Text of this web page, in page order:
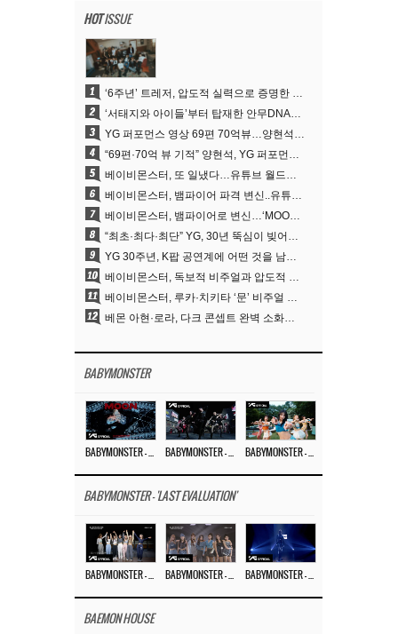
HOTISSUE
1 ‘6주년’ 트레저, 압도적 실력으로 증명한 ‘YG의 보물’ 진가
2 ‘서태지와 아이들’부터 탑재한 안무DNA…양현석, YG 퍼포먼스 비디오 70억 뷰 신화의 시작
3 YG 퍼포먼스 영상 69편 70억뷰…양현석 제작 철학 통했다
4 “69편·70억 뷰 기적” 양현석, YG 퍼포먼스 비디오 100% 직접 만든 이유
5 베이비몬스터, 또 일냈다…유튜브 월드와이드 1위
6 베이비몬스터, 뱀파이어 파격 변신..유튜브 트렌딩 1위 직행
7 베이비몬스터, 뱀파이어로 변신…‘MOON’으로 찍은 3개월 프로젝트
8 “최초·최다·최단” YG, 30년 뚝심이 빚어낸 K팝 투어의 새 지평
9 YG 30주년, K팝 공연계에 어떤 것을 남겼나
10 베이비몬스터, 독보적 비주얼과 압도적 소화력..’MOON’
11 베이비몬스터, 루카·치키타 ‘문’ 비주얼 공개…절제된 카리스마·유니크 비주얼
12 베몬 아현·로라, 다크 콘셉트 완벽 소화…’문’ 비주얼 포토 공개
BABYMONSTER
BABYMONSTER – ‘MOON’ M/V BABYMONSTER – ‘MOON’ PERFORMANCE VIDEO BABYMONSTER – ‘I LIKE IT’ M/V
BABYMONSTER - 'LAST EVALUATION'
BABYMONSTER – ‘Last Evaluation’ EP.8 BABYMONSTER – ‘Last Evaluation’ EP.7 BABYMONSTER – ‘Last Evaluation’ EP.6
BAEMON HOUSE